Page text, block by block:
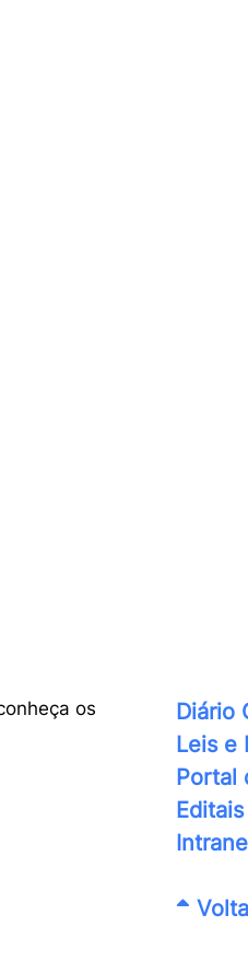
os
Diário
Leis e
Portal